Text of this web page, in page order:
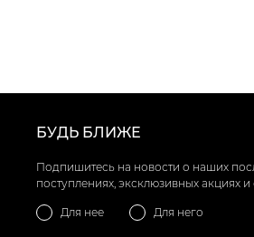
БУДЬ БЛИЖЕ
Подпишитесь на новости о наших
поступлениях, эксклюзивных акциях и
Для нее Для него